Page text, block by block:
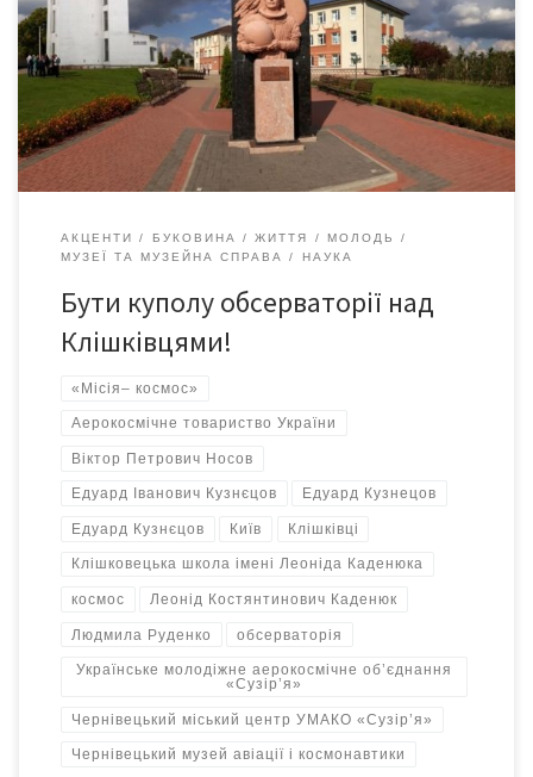
України Леоніда Костянтиновича Каденюка. Зовсім скоро,
адже мріяти можна всім, уроки астрономії та фізики школярі
Клішковецької школи імені Леоніда Каденюка зможуть
проводити на даху просто неба, на відкритій терасі, де
знаходяться телескопи, а юні дослідники космосу зможуть […]
АКЦЕНТИ БУКОВИНА ЖИТТЯ
МОЛОДЬ
МУЗЕЇ ТА МУЗЕЙНА СПРАВА
НАУКА
Бути куполу обсерваторії над
Клішківцями!
«Місія– космос»
Аерокосмічне товариство України
Віктор Петрович Носов
Едуард Іванович Кузнєцов Едуард Кузнецов
Едуард Кузнєцов Київ Клішківці
Клішковецька школа імені Леоніда Каденюка
космос Леонід Костянтинович Каденюк
Людмила Руденко обсерваторія
Українське молодіжне аерокосмічне об’єднання
«Сузір’я»
Чернівецький міський центр УМАКО «Сузір’я»
Чернівецький музей авіації і космонавтики